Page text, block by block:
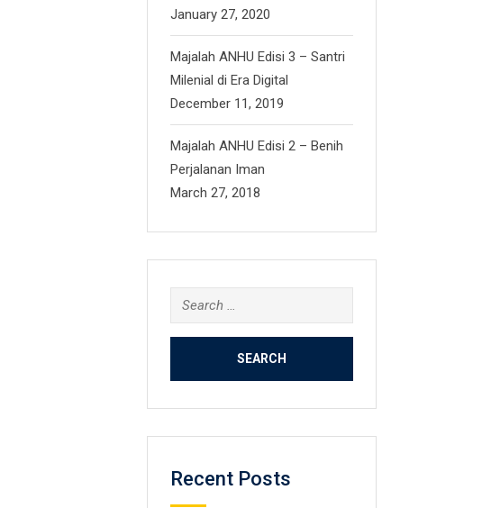
January 27, 2020
Majalah ANHU Edisi 3 – Santri
Milenial di Era Digital
December 11, 2019
Majalah ANHU Edisi 2 – Benih
Perjalanan Iman
March 27, 2018
Search
for:
Recent Posts